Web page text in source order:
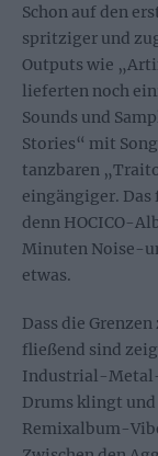
Schon auf den
spritziger und
Outputs wie
lieferten noch
Sounds und
Stories“ mit
tanzbaren
eingängiger.
denn HOCICO-
Minuten Noise-
etwas.
Dass die
fließend sind
Industrial-Metal-
Drums klingt und
Remixalbum-